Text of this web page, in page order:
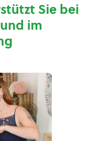
Sie bei
im